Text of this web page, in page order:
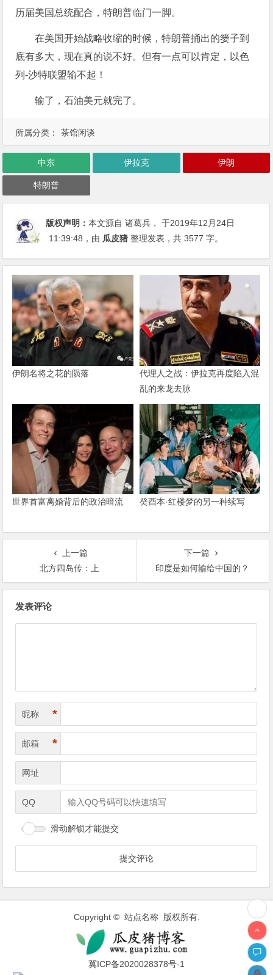
历届美国总统配合，特朗普临门一脚。
在美国开始战略收缩的时候，特朗普捅出的篓子到
底有多大，现在真的说不好。但有一点可以肯定，以色
列-沙特联盟输不起！
输了，石油美元就完了。
所属分类： 茶馆闲谈
中东 伊拉克 伊朗
特朗普
版权声明：本文源自 诸葛兵， 于2019年12月24日
11:39:48 ，由 瓜皮猪 整理发表，共 3577 字。
伊朗名将之花的陨落
代理人之战：伊拉克再度陷入混
乱的来龙去脉
世界首富离婚背后的政治暗流 癸酉本·红楼梦的另一种续写
上一篇
北方四岛传：上
下一篇
印度是如何输给中国的？
发表评论
昵称 *
邮箱 *
网址
QQ
滑动解锁才能提交
Copyright © 站点名称 版权所有.
冀ICP备2020028378号-1